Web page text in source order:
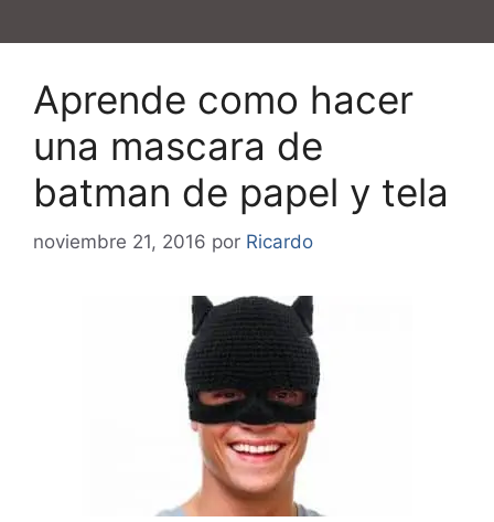
Aprende como hacer
una mascara de
batman de papel y tela
noviembre 21, 2016 por Ricardo